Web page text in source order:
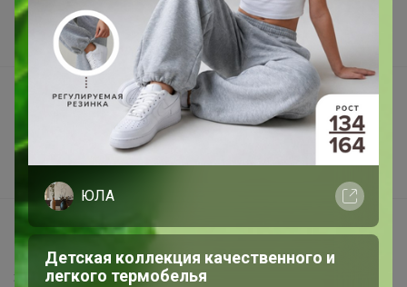
Наша команда
В наличии
Подарочные сертификаты
Реклама на сайте
Поставщикам
Вакансии
support@24-ok.ru
Написать в поддержку
Защита покупателя
ЮЛА
Детская коллекция качественного и
легкого термобелья